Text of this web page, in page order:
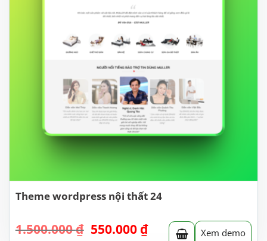
Theme wordpress nội thất 24
1.500.000₫ Giá
550.000 ₫Giá Xem demo